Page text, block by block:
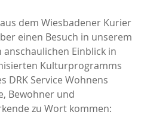
dem Wiesbadener Kurier
einen Besuch in unserem
Einblick in
Kulturprogramms
DRK Service Wohnens
Bewohner und
zu Wort kommen: